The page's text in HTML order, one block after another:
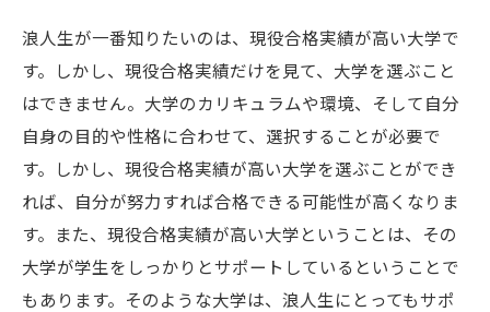
浪人生が一番知りたいのは、現役合格実績が高い大学で
す。しかし、現役合格実績だけを見て、大学を選ぶこと
はできません。大学のカリキュラムや環境、そして自分
自身の目的や性格に合わせて、選択することが必要で
す。しかし、現役合格実績が高い大学を選ぶことができ
れば、自分が努力すれば合格できる可能性が高くなりま
す。また、現役合格実績が高い大学ということは、その
大学が学生をしっかりとサポートしているということで
もあります。そのような大学は、浪人生にとってもサポ